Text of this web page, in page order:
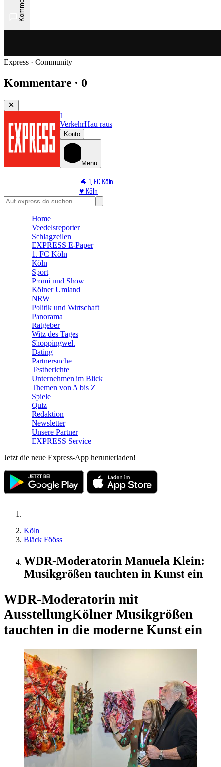
Express · Community
Kommentare · 0
1
VerkehrHau raus
Konto
Menü
🐐 1. FC Köln
♥️ Köln
⭐ Promi
🛒 Shoppingwelt
Home
Veedelsreporter
Schlagzeilen
EXPRESS E-Paper
1. FC Köln
Köln
Sport
Promi und Show
Kölner Umland
NRW
Politik und Wirtschaft
Panorama
Ratgeber
Witz des Tages
Shoppingwelt
Dating
Partnersuche
Testberichte
Unternehmen im Blick
Themen von A bis Z
Spiele
Quiz
Redaktion
Newsletter
Unsere Partner
EXPRESS Service
Jetzt die neue Express-App herunterladen!
Köln
Bläck Fööss
WDR-Moderatorin Manuela Klein:
Musikgrößen tauchten in Kunst ein
WDR-Moderatorin mit
AusstellungKölner Musikgrößen
tauchten in die moderne Kunst ein